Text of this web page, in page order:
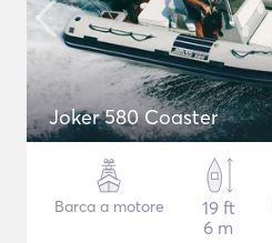
Joker 580 Coaster
Barca a motore
19 ft
6 m